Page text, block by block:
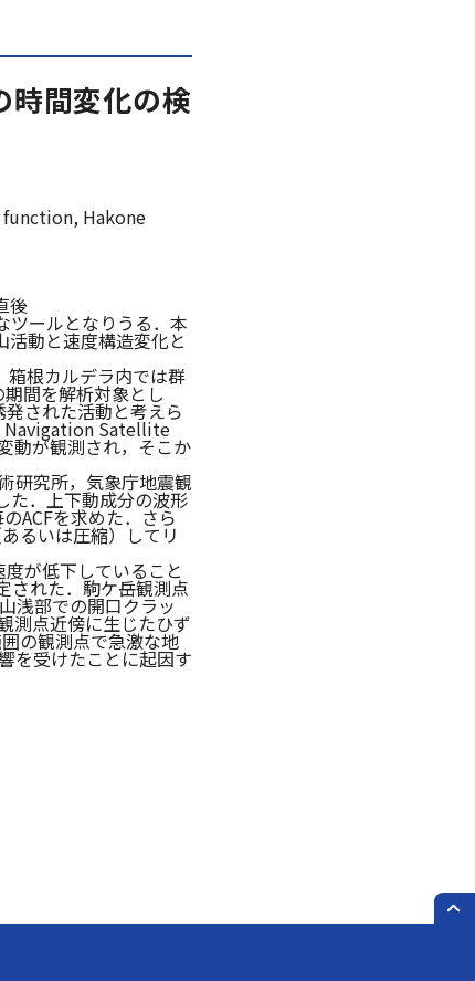
時間変化の検
Hakone
後
ツールとなりうる．本
動と速度構造変化と
根カルデラ内では群
間を解析対象とし
された活動と考えら
Navigation Satellite
動が観測され，そこか
研究所，気象庁地震観
た．上下動成分の波形
ACFを求めた．さら
るいは圧縮）してリ
が低下していること
された．駒ケ岳観測点
浅部での開口クラッ
測点近傍に生じたひず
の観測点で急激な地
を受けたことに起因す